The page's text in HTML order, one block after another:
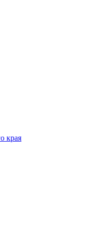
края